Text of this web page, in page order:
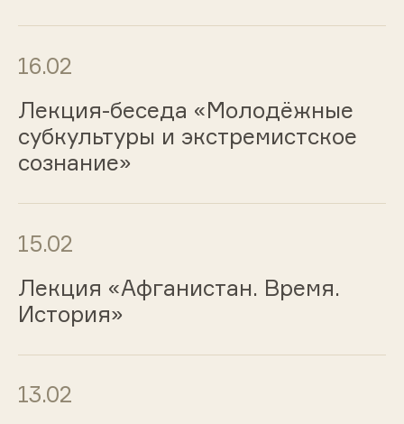
16.02
Лекция-беседа «Молодёжные
субкультуры и экстремистское
сознание»
15.02
Лекция «Афганистан. Время.
История»
13.02